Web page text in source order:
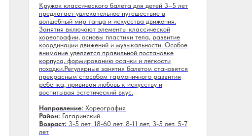
Кружок классического балета для детей 3–5 лет
предлагает увлекательное путешествие в
волшебный мир танца и искусства движения.
Занятия включают элементы классической
хореографии, основы пластики тела, развитие
координации движений и музыкальности. Особое
внимание уделяется правильной постановке
корпуса, формированию осанки и легкости
походки.Регулярные занятия балетом становятся
прекрасным способом гармоничного развития
ребенка, прививая любовь к искусству и
воспитывая эстетический вкус.
Направление: Хореография
Район: Гагаринский
Возраст: 3-5 лет, 18-60 лет, 8-11 лет, 3-5 лет, 5-7
лет